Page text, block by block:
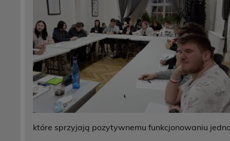
które sprzyjają pozytywnemu funkcjonowaniu